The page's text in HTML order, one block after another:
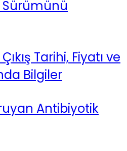
Sürümünü
Tarihi, Fiyatı ve
Bilgiler
Antibiyotik